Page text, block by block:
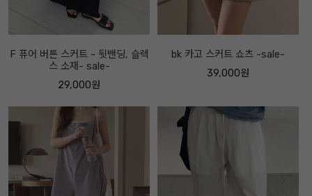
F 퓨어 버튼 스커트 - 뒷밴딩, 슬렉
스 소재- sale-
29,000원
bk 카고 스커트 쇼츠 -sale-
39,000원